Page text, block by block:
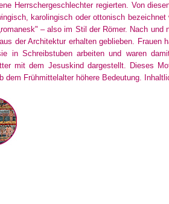
Herrschergeschlechter regierten. Von
karolingisch oder ottonisch
– also im Stil der Römer. Nach
der Architektur erhalten geblieben.
in Schreibstuben arbeiten und waren
mit dem Jesuskind dargestellt. Dieses
dem Frühmittelalter höhere Bedeutung.